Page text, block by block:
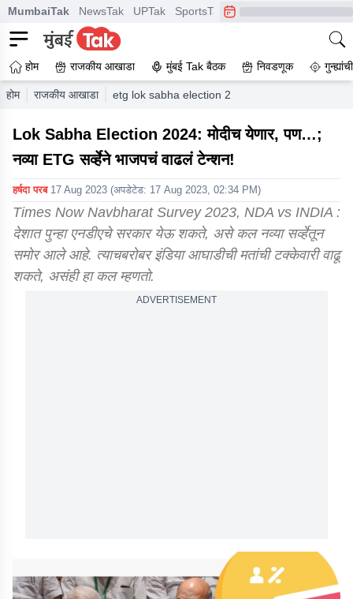
MumbaiTak NewsTak UPTak SportsTak CrimeTak
होम राजकीय आखाडा मुंबई Tak बैठक निवडणूक
होम राजकीय आखाडा etg lok sabha election 2024 survey nda vs
Lok Sabha Election 2024: मोदीच येणार, पण…;
नव्या ETG सर्व्हेने भाजपचं वाढलं टेन्शन!
हर्षदा परब 17 Aug 2023 (अपडेटेड: 17 Aug 2023, 02:34 PM)
Times Now Navbharat Survey 2023, NDA vs INDIA :
देशात पुन्हा एनडीएचे सरकार येऊ शकते, असे कल नव्या सर्व्हेतून
समोर आले आहे. त्याचबरोबर इंडिया आघाडीची मतांची टक्केवारी वाढू
शकते, असंही हा कल म्हणतो.
ADVERTISEMENT